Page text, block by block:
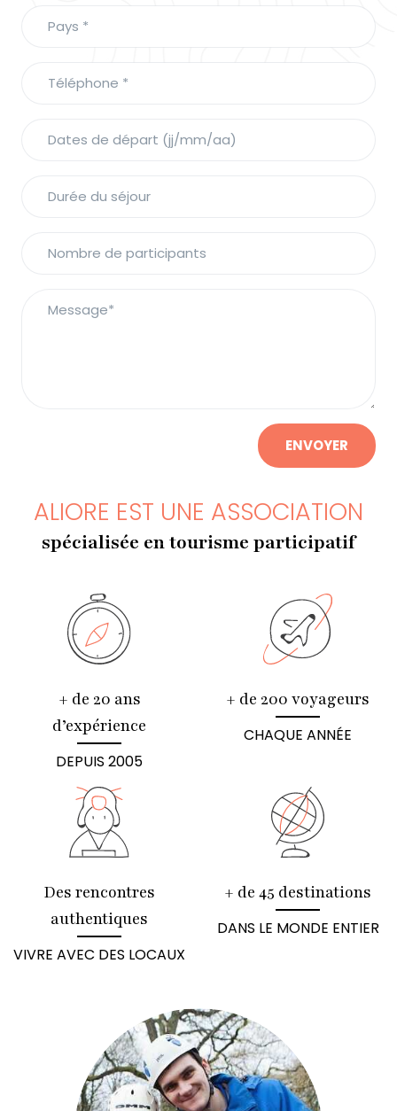
ENVOYER
ALIORE EST UNE ASSOCIATION
spécialisée en tourisme participatif
+ de 20 ans
d’expérience
DEPUIS 2005
+ de 200 voyageurs
CHAQUE ANNÉE
Des rencontres
authentiques
VIVRE AVEC DES LOCAUX
+ de 45 destinations
DANS LE MONDE ENTIER